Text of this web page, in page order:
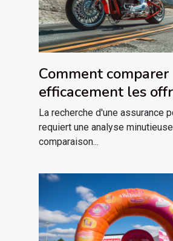
Comment comparer
efficacement les
d'assurance pour
La recherche d'une assurance
requiert une analyse
comparaison...